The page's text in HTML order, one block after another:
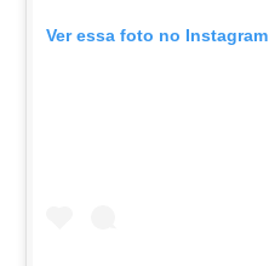
Ver essa foto no Instagram